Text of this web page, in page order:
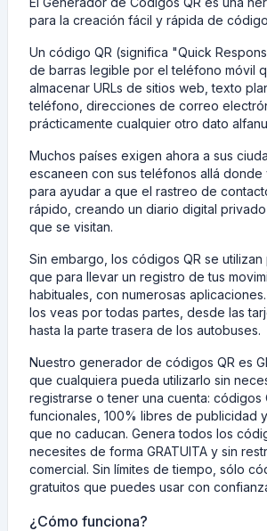
para la creación fácil y rápida de
Un código QR (significa "Quick
de barras legible por el teléfono móvil
almacenar URLs de sitios web, texto
teléfono, direcciones de correo
prácticamente cualquier otro dato
Muchos países exigen ahora a sus
escaneen con sus teléfonos allá donde
para ayudar a que el rastreo de
rápido, creando un diario digital
que se visitan.
Sin embargo, los códigos QR se utilizan
que para llevar un registro de tus
habituales, con numerosas
los veas por todas partes, desde las
hasta la parte trasera de los autobuses.
Nuestro generador de códigos QR es
que cualquiera pueda utilizarlo sin
registrarse o tener una cuenta: códigos
funcionales, 100% libres de publicidad
que no caducan. Genera todos los
necesites de forma GRATUITA y sin
comercial. Sin límites de tiempo, sólo
gratuitos que puedes usar con
¿Cómo funciona?